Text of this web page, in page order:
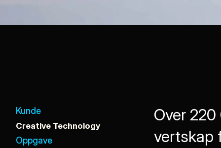
Kunde
Creative Technology
Oppgave
Over
vertskap